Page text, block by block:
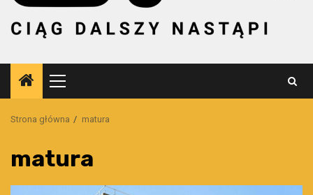
Menu
główne
Strona główna matura
matura